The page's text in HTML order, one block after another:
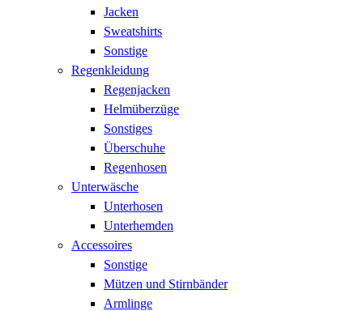
Jacken
Sweatshirts
Sonstige
Regenkleidung
Regenjacken
Helmüberzüge
Sonstiges
Überschuhe
Regenhosen
Unterwäsche
Unterhosen
Unterhemden
Accessoires
Sonstige
Mützen und Stirnbänder
Armlinge